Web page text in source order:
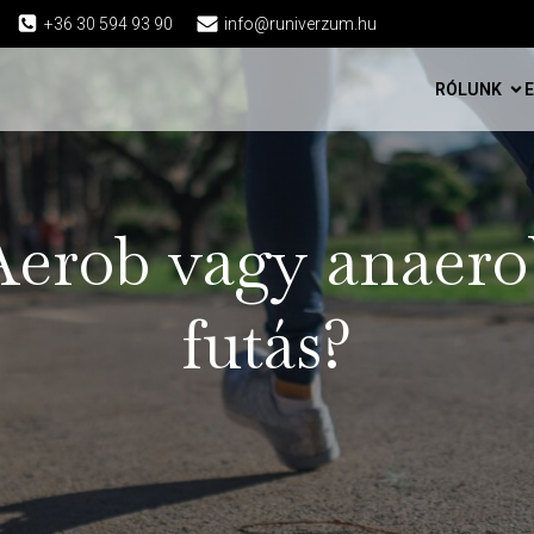
+36 30 594 93 90 info@runiverzum.hu
RÓLUNK
vagy
futás?